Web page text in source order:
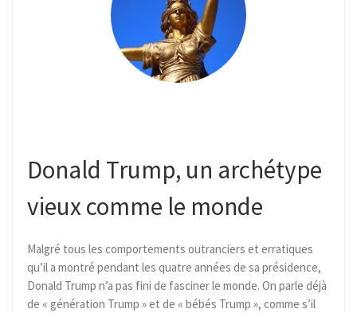
Donald Trump, un archétype
vieux comme le monde
Malgré tous les comportements outranciers et erratiques
qu’il a montré pendant les quatre années de sa présidence,
Donald Trump n’a pas fini de fasciner le monde. On parle déjà
de « génération Trump » et de « bébés Trump », comme s’il